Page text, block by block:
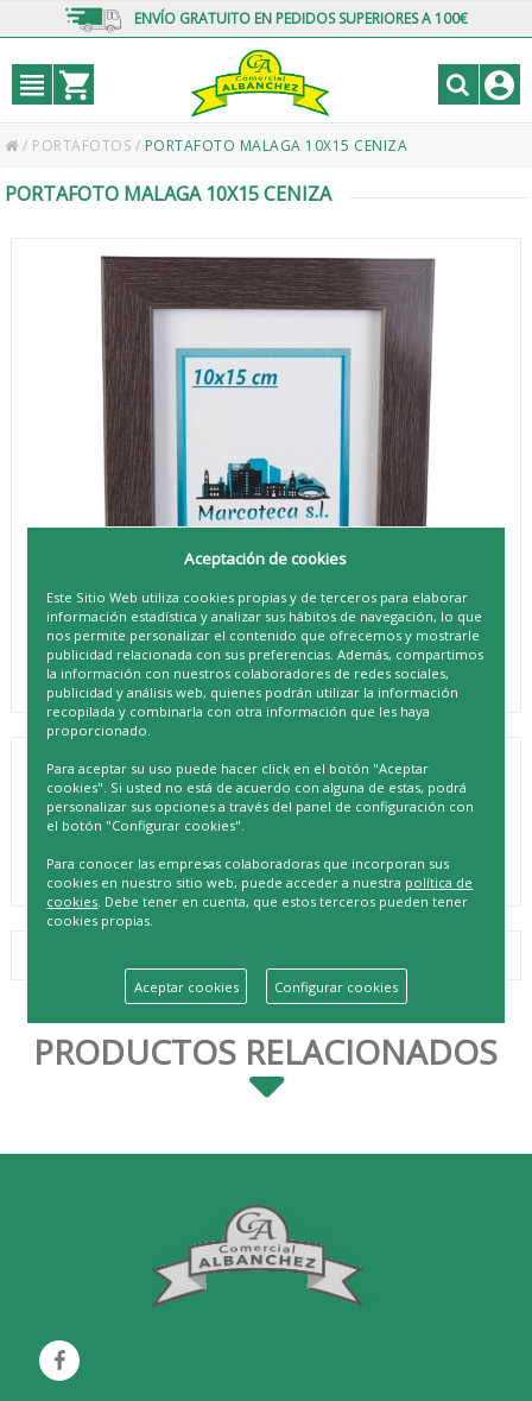
ENVÍO GRATUITO EN PEDIDOS SUPERIORES A 100€
/ PORTAFOTOS / PORTAFOTO MALAGA 10X15 CENIZA
PORTAFOTO MALAGA 10X15 CENIZA
PORTAFOTO MALAGA 10X15 CENIZA
REF. 8435737800159
PRODUCTOS RELACIONADOS
Aceptación de cookies
Este Sitio Web utiliza cookies propias y de terceros para elaborar
información estadística y analizar sus hábitos de navegación, lo que
nos permite personalizar el contenido que ofrecemos y mostrarle
publicidad relacionada con sus preferencias. Además, compartimos
la información con nuestros colaboradores de redes sociales,
publicidad y análisis web, quienes podrán utilizar la información
recopilada y combinarla con otra información que les haya
proporcionado.
Para aceptar su uso puede hacer click en el botón "Aceptar
cookies". Si usted no está de acuerdo con alguna de estas, podrá
personalizar sus opciones a través del panel de configuración con
el botón "Configurar cookies".
Para conocer las empresas colaboradoras que incorporan sus
cookies en nuestro sitio web, puede acceder a nuestra política de
cookies. Debe tener en cuenta, que estos terceros pueden tener
cookies propias.
Aceptar cookies Configurar cookies